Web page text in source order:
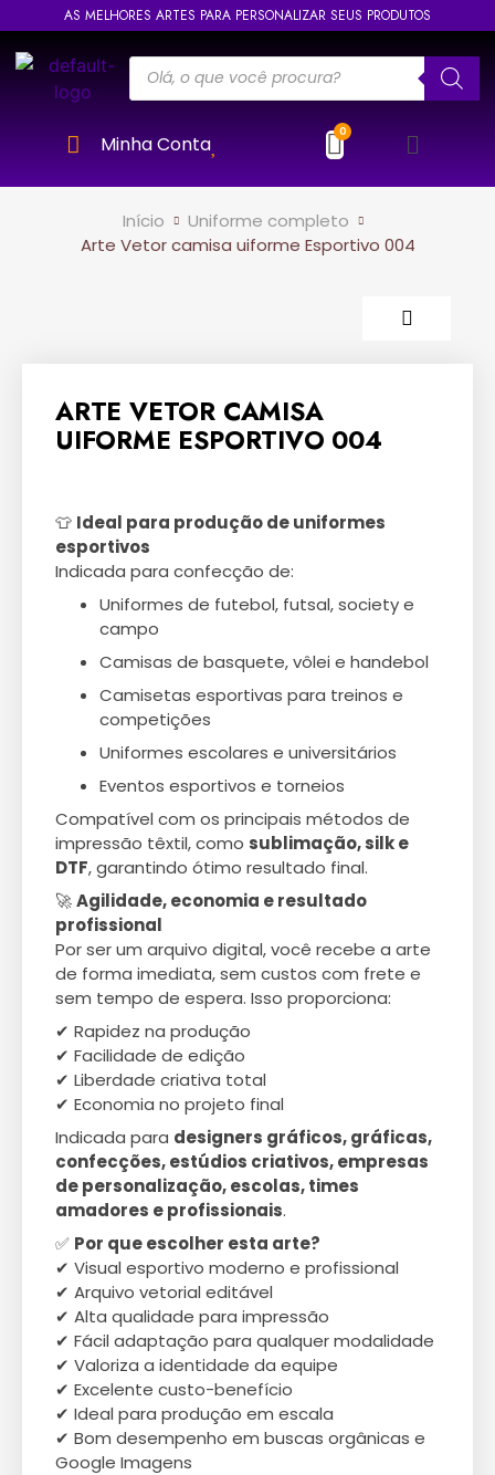
AS MELHORES ARTES PARA PERSONALIZAR SEUS PRODUTOS
Minha Conta
Início
Uniforme completo
Arte Vetor camisa uiforme Esportivo 004
ARTE VETOR CAMISA
UIFORME ESPORTIVO 004
👕 Ideal para produção de uniformes
esportivos
Indicada para confecção de:
Uniformes de futebol, futsal, society e
campo
Camisas de basquete, vôlei e handebol
Camisetas esportivas para treinos e
competições
Uniformes escolares e universitários
Eventos esportivos e torneios
Compatível com os principais métodos de
impressão têxtil, como sublimação, silk e
DTF, garantindo ótimo resultado final.
🚀Agilidade, economia e resultado
profissional
Por ser um arquivo digital, você recebe a arte
de forma imediata, sem custos com frete e
sem tempo de espera. Isso proporciona:
✔ Rapidez na produção
✔ Facilidade de edição
✔ Liberdade criativa total
✔ Economia no projeto final
Indicada para designers gráficos, gráficas,
confecções, estúdios criativos, empresas
de personalização, escolas, times
amadores e profissionais.
✅ Por que escolher esta arte?
✔ Visual esportivo moderno e profissional
✔ Arquivo vetorial editável
✔ Alta qualidade para impressão
✔ Fácil adaptação para qualquer modalidade
✔ Valoriza a identidade da equipe
✔ Excelente custo-benefício
✔ Ideal para produção em escala
✔ Bom desempenho em buscas orgânicas e
Google Imagens